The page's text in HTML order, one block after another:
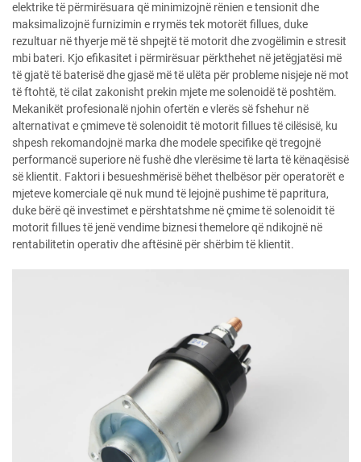
elektrike të përmirësuara që minimizojnë rënien e tensionit dhe
maksimalizojnë furnizimin e rrymës tek motorët fillues, duke
rezultuar në thyerje më të shpejtë të motorit dhe zvogëlimin e stresit
mbi bateri. Kjo efikasitet i përmirësuar përkthehet në jetëgjatësi më
të gjatë të baterisë dhe gjasë më të ulëta për probleme nisjeje në mot
të ftohtë, të cilat zakonisht prekin mjete me solenoidë të poshtëm.
Mekanikët profesionalë njohin ofertën e vlerës së fshehur në
alternativat e çmimeve të solenoidit të motorit fillues të cilësisë, ku
shpesh rekomandojnë marka dhe modele specifike që tregojnë
performancë superiore në fushë dhe vlerësime të larta të kënaqësisë
së klientit. Faktori i besueshmërisë bëhet thelbësor për operatorët e
mjeteve komerciale që nuk mund të lejojnë pushime të papritura,
duke bërë që investimet e përshtatshme në çmime të solenoidit të
motorit fillues të jenë vendime biznesi themelore që ndikojnë në
rentabilitetin operativ dhe aftësinë për shërbim të klientit.